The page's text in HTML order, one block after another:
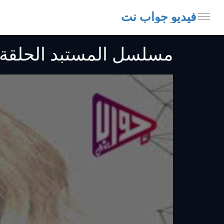
فيديو جواب نت
مسلسل المستبد الحلقة 29